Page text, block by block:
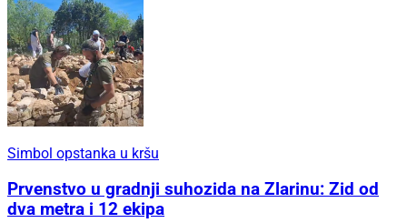
Simbol opstanka u kršu
Prvenstvo u gradnji suhozida na Zlarinu: Zid od
dva metra i 12 ekipa